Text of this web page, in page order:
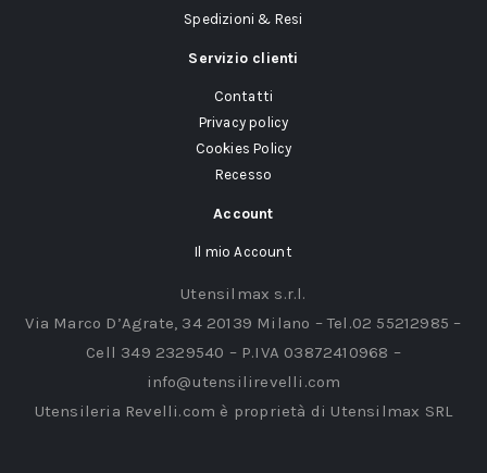
Spedizioni & Resi
Servizio clienti
Contatti
Privacy policy
Cookies Policy
Recesso
Account
Il mio Account
Utensilmax s.r.l.
Via Marco D’Agrate, 34 20139 Milano – Tel.02 55212985 –
Cell 349 2329540 – P.IVA 03872410968 –
info@utensilirevelli.com
Utensileria Revelli.com è proprietà di Utensilmax SRL